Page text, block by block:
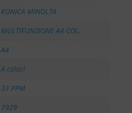
KONICA MINOLTA
MULTIFUNZIONE A4 COL.
A4
A colori
33 PPM
7929